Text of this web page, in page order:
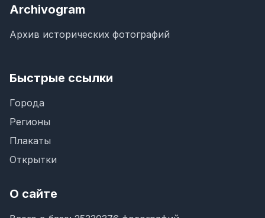
Archivogram
Архив исторических фотографий
Быстрые ссылки
Города
Регионы
Плакаты
Открытки
О сайте